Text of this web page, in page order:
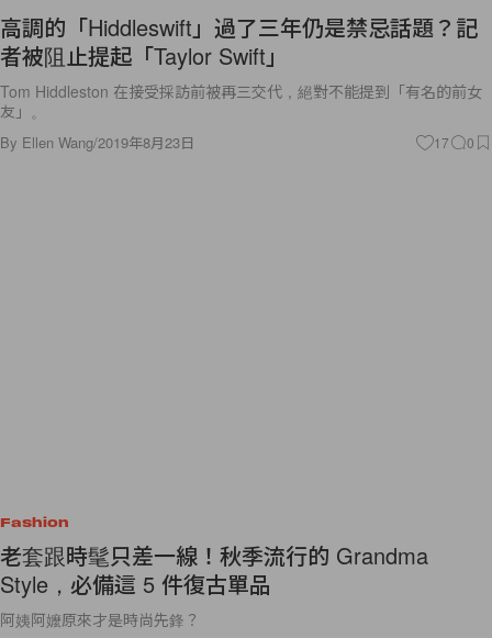
高調的「Hiddleswift」過了三年仍是禁忌話題？記
者被阻止提起「Taylor Swift」
Tom Hiddleston 在接受採訪前被再三交代，絕對不能提到「有名的前女
友」。
By Ellen Wang/2019年8月23日 17 0
Fashion
老套跟時髦只差一線！秋季流行的 Grandma
Style，必備這 5 件復古單品
阿姨阿嬤原來才是時尚先鋒？